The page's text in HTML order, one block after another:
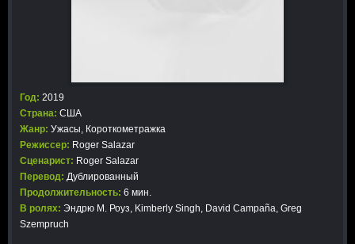
Год: 2019
Страна: США
Жанр: Ужасы, Короткометражка
Режиссер: Roger Salazar
Сценарист: Roger Salazar
Перевод: Дублированный
Продолжительность: 6 мин.
В ролях: Эндрю М. Роуз, Kimberly Singh, David Campaña, Greg
Szempruch